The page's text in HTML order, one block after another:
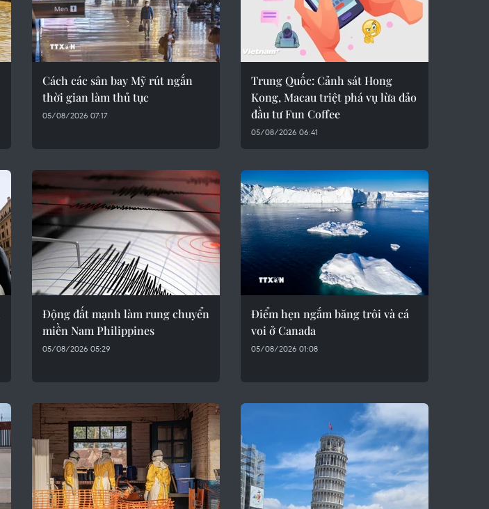
Cách các sân bay Mỹ rút ngắn
thời gian làm thủ tục
05/08/2026 07:17
Trung Quốc: Cảnh sát Hong
Kong, Macau triệt phá vụ lừa đảo
đầu tư Fun Coffee
05/08/2026 06:41
Động đất mạnh làm rung chuyển
miền Nam Philippines
05/08/2026 05:29
Điểm hẹn ngắm băng trôi và cá
voi ở Canada
05/08/2026 01:08